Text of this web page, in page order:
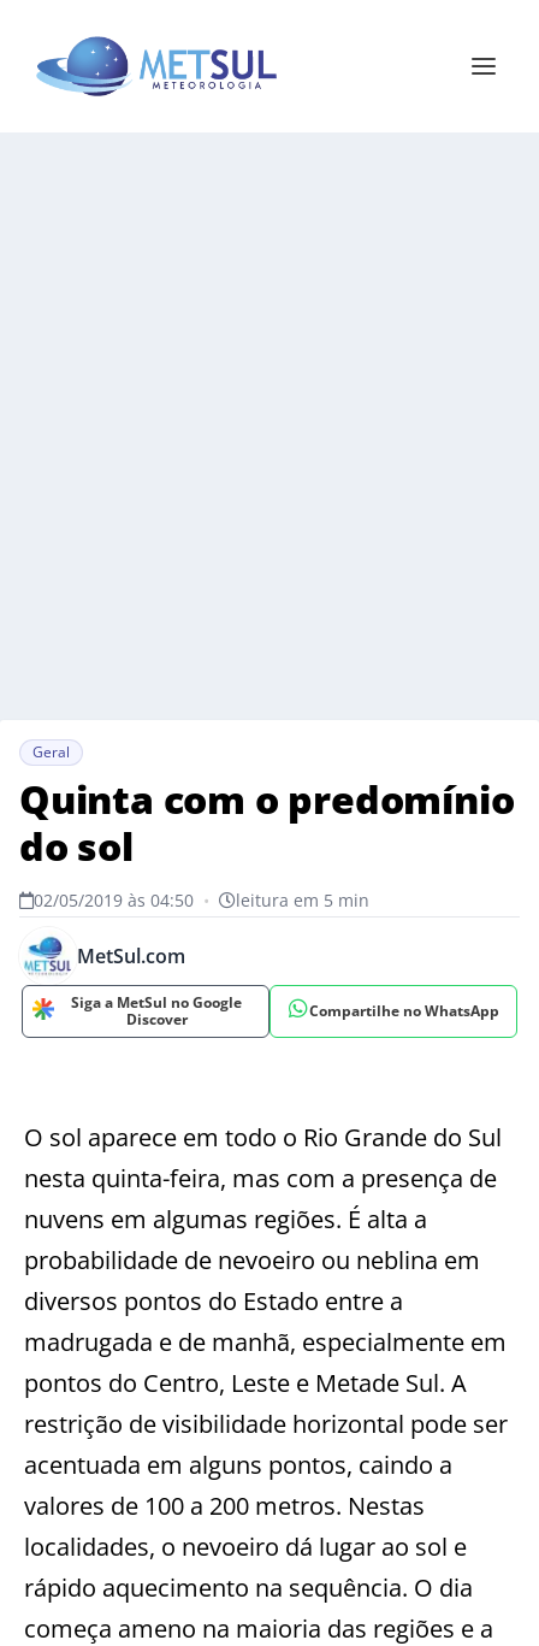
Geral
Quinta com o predomínio
do sol
02/05/2019 às 04:50 • leitura em 5 min
MetSul.com
Siga a MetSul no Google
Discover
Compartilhe no WhatsApp
O sol aparece em todo o Rio Grande do Sul
nesta quinta-feira, mas com a presença de
nuvens em algumas regiões. É alta a
probabilidade de nevoeiro ou neblina em
diversos pontos do Estado entre a
madrugada e de manhã, especialmente em
pontos do Centro, Leste e Metade Sul. A
restrição de visibilidade horizontal pode ser
acentuada em alguns pontos, caindo a
valores de 100 a 200 metros. Nestas
localidades, o nevoeiro dá lugar ao sol e
rápido aquecimento na sequência. O dia
começa ameno na maioria das regiões e a